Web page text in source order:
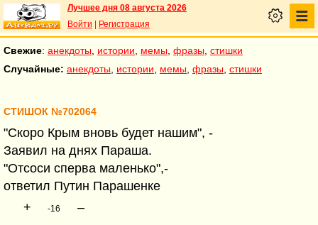
Лучшее дня 08 августа 2026
Войти
Регистрация
Свежие: анекдоты истории мемы фразы стишки
Случайные: анекдоты истории мемы фразы стишки
СТИШОК №702064
"Скоро Крым вновь будет нашим", -
Заявил на днях Параша.
"Отсоси сперва маленько",-
ответил Путин Парашенке
+
-16 –